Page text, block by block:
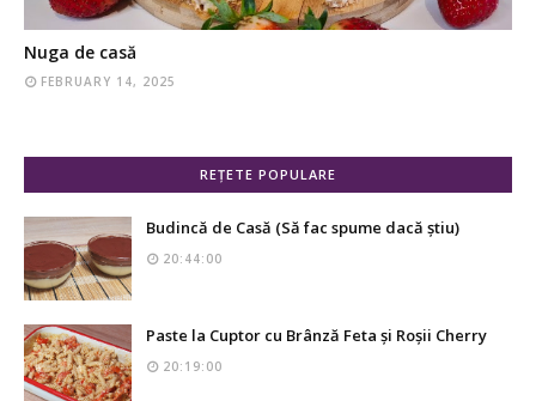
Nuga de casă
FEBRUARY 14, 2025
REȚETE POPULARE
Budincă de Casă (Să fac spume dacă știu)
20:44:00
Paste la Cuptor cu Brânză Feta și Roșii Cherry
20:19:00